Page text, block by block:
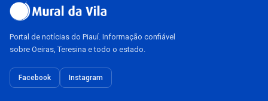
Portal de notícias do Piauí. Informação confiável
sobre Oeiras, Teresina e todo o estado.
Facebook Instagram